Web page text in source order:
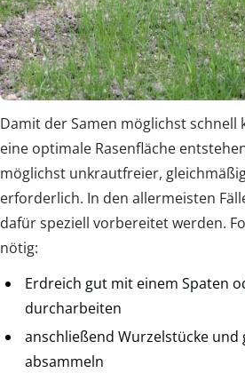
Damit der Samen möglichst schnell
eine optimale Rasenfläche
möglichst unkrautfreier,
erforderlich. In den allermeisten
dafür speziell vorbereitet werden.
nötig:
Erdreich gut mit einem Spaten
durcharbeiten
anschließend Wurzelstücke und
absammeln